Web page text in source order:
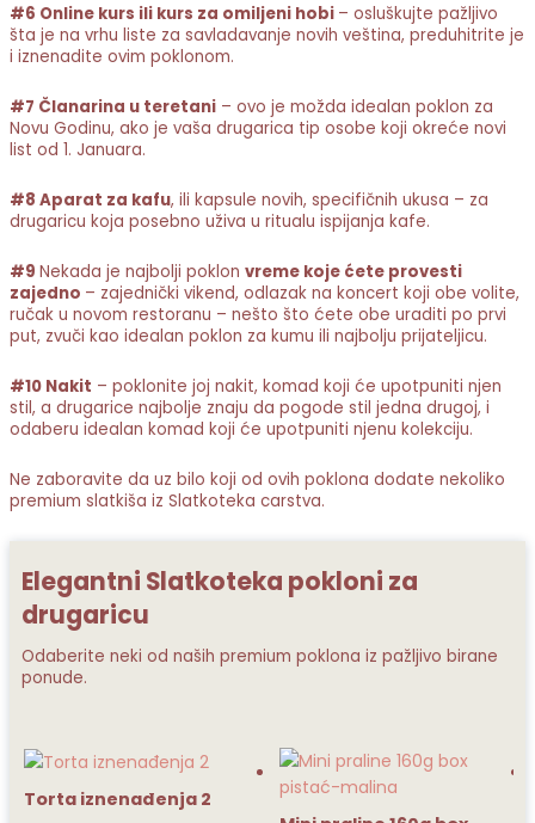
#6 Online kurs ili kurs za omiljeni hobi – osluškujte pažljivo
šta je na vrhu liste za savladavanje novih veština, preduhitrite je
i iznenadite ovim poklonom.
#7 Članarina u teretani – ovo je možda idealan poklon za
Novu Godinu, ako je vaša drugarica tip osobe koji okreće novi
list od 1. Januara.
#8 Aparat za kafu, ili kapsule novih, specifičnih ukusa – za
drugaricu koja posebno uživa u ritualu ispijanja kafe.
#9 Nekada je najbolji poklon vreme koje ćete provesti
zajedno – zajednički vikend, odlazak na koncert koji obe volite,
ručak u novom restoranu – nešto što ćete obe uraditi po prvi
put, zvuči kao idealan poklon za kumu ili najbolju prijateljicu.
#10 Nakit – poklonite joj nakit, komad koji će upotpuniti njen
stil, a drugarice najbolje znaju da pogode stil jedna drugoj, i
odaberu idealan komad koji će upotpuniti njenu kolekciju.
Ne zaboravite da uz bilo koji od ovih poklona dodate nekoliko
premium slatkiša iz Slatkoteka carstva.
Elegantni Slatkoteka pokloni za
drugaricu
Odaberite neki od naših premium poklona iz pažljivo birane
ponude.
2